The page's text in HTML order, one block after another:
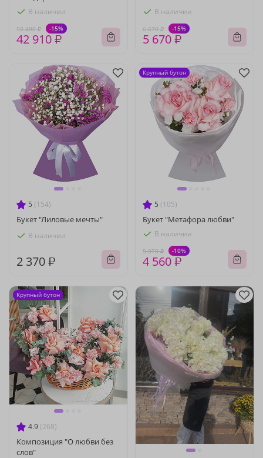
В наличии
50 480 ₽ -15%
42 910 ₽
В наличии
6 670 ₽ -15%
5 670 ₽
5 (154)
Букет "Лиловые мечты"
В наличии
2 370 ₽
5 (105)
Букет "Метафора любви"
В наличии
5 070 ₽ -10%
4 560 ₽
Крупный бутон
4.9 (268)
Композиция "О любви без
слов"
Крупный бутон